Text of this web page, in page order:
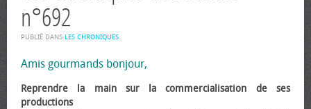
n°692
PUBLIÉ DANS LES CHRONIQUES.
Amis gourmands bonjour,
Reprendre la main sur la commercialisation de ses
productions